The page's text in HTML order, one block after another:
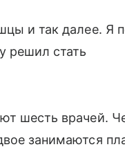
и так далее. Я
решил стать
шесть врачей.
занимаются